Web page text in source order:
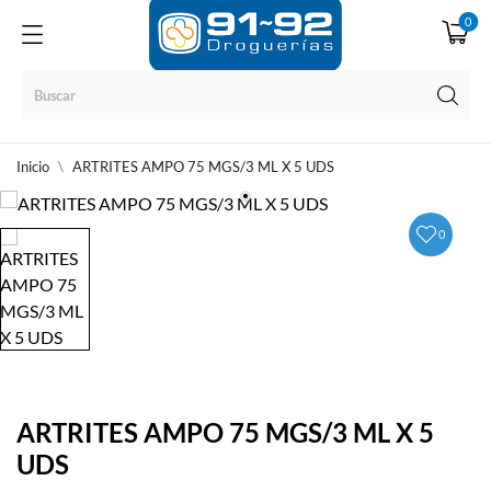
0
Inicio ARTRITES AMPO 75 MGS/3 ML X 5 UDS
0
ARTRITES AMPO 75 MGS/3 ML X 5
UDS